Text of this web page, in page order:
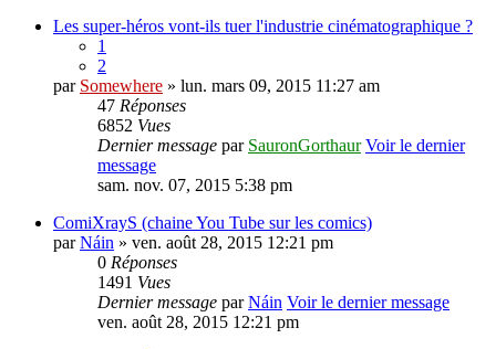
Les super-héros vont-ils tuer l'industrie cinématographique ?
1
2
par Somewhere » lun. mars 09, 2015 11:27 am
47 Réponses
6852 Vues
Dernier message par SauronGorthaur Voir le dernier
message
sam. nov. 07, 2015 5:38 pm
ComiXrayS (chaine You Tube sur les comics)
parNáin » ven. août 28, 2015 12:21 pm
0 Réponses
1491 Vues
Dernier message parNáin Voir le dernier message
ven. août 28, 2015 12:21 pm